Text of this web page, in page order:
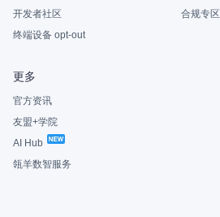
开发者社区
终端设备 opt-out
合规专区
更多
官方资讯
友盟+学院
AI Hub
瓴羊数智服务